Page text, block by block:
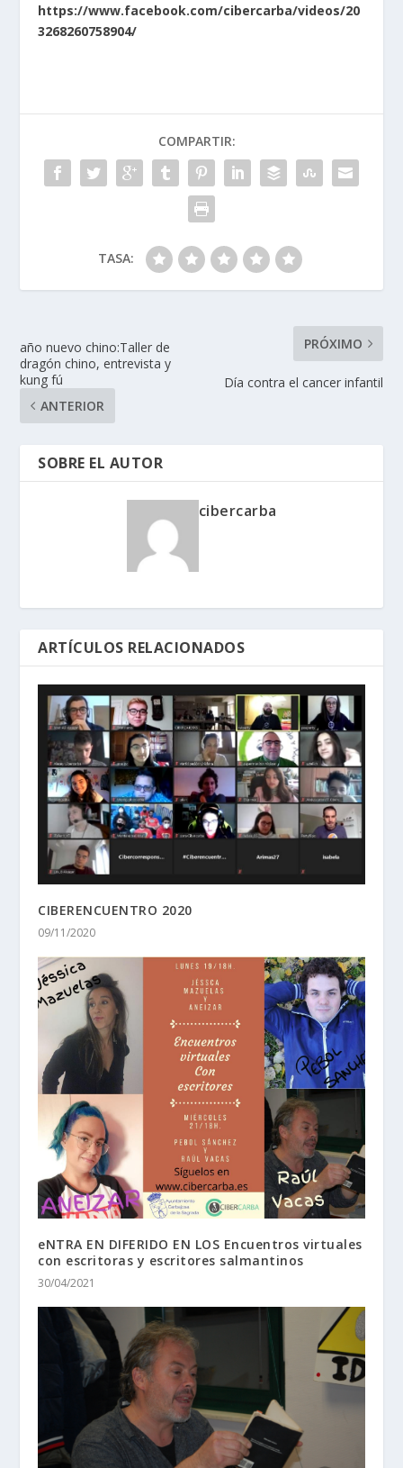
https://www.facebook.com/cibercarba/videos/20
3268260758904/
COMPARTIR:
TASA:
año nuevo chino:Taller de
dragón chino, entrevista y
kung fú
ANTERIOR
PRÓXIMO
Día contra el cancer infantil
SOBRE EL AUTOR
cibercarba
ARTÍCULOS RELACIONADOS
CIBERENCUENTRO 2020
09/11/2020
eNTRA EN DIFERIDO EN LOS Encuentros virtuales
con escritoras y escritores salmantinos
30/04/2021